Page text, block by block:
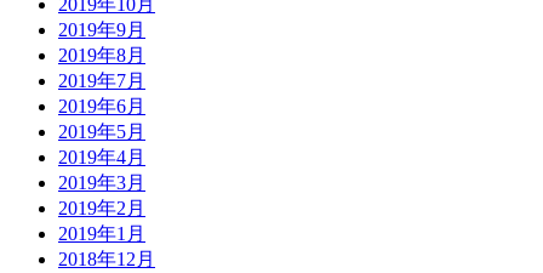
2019年10月
2019年9月
2019年8月
2019年7月
2019年6月
2019年5月
2019年4月
2019年3月
2019年2月
2019年1月
2018年12月